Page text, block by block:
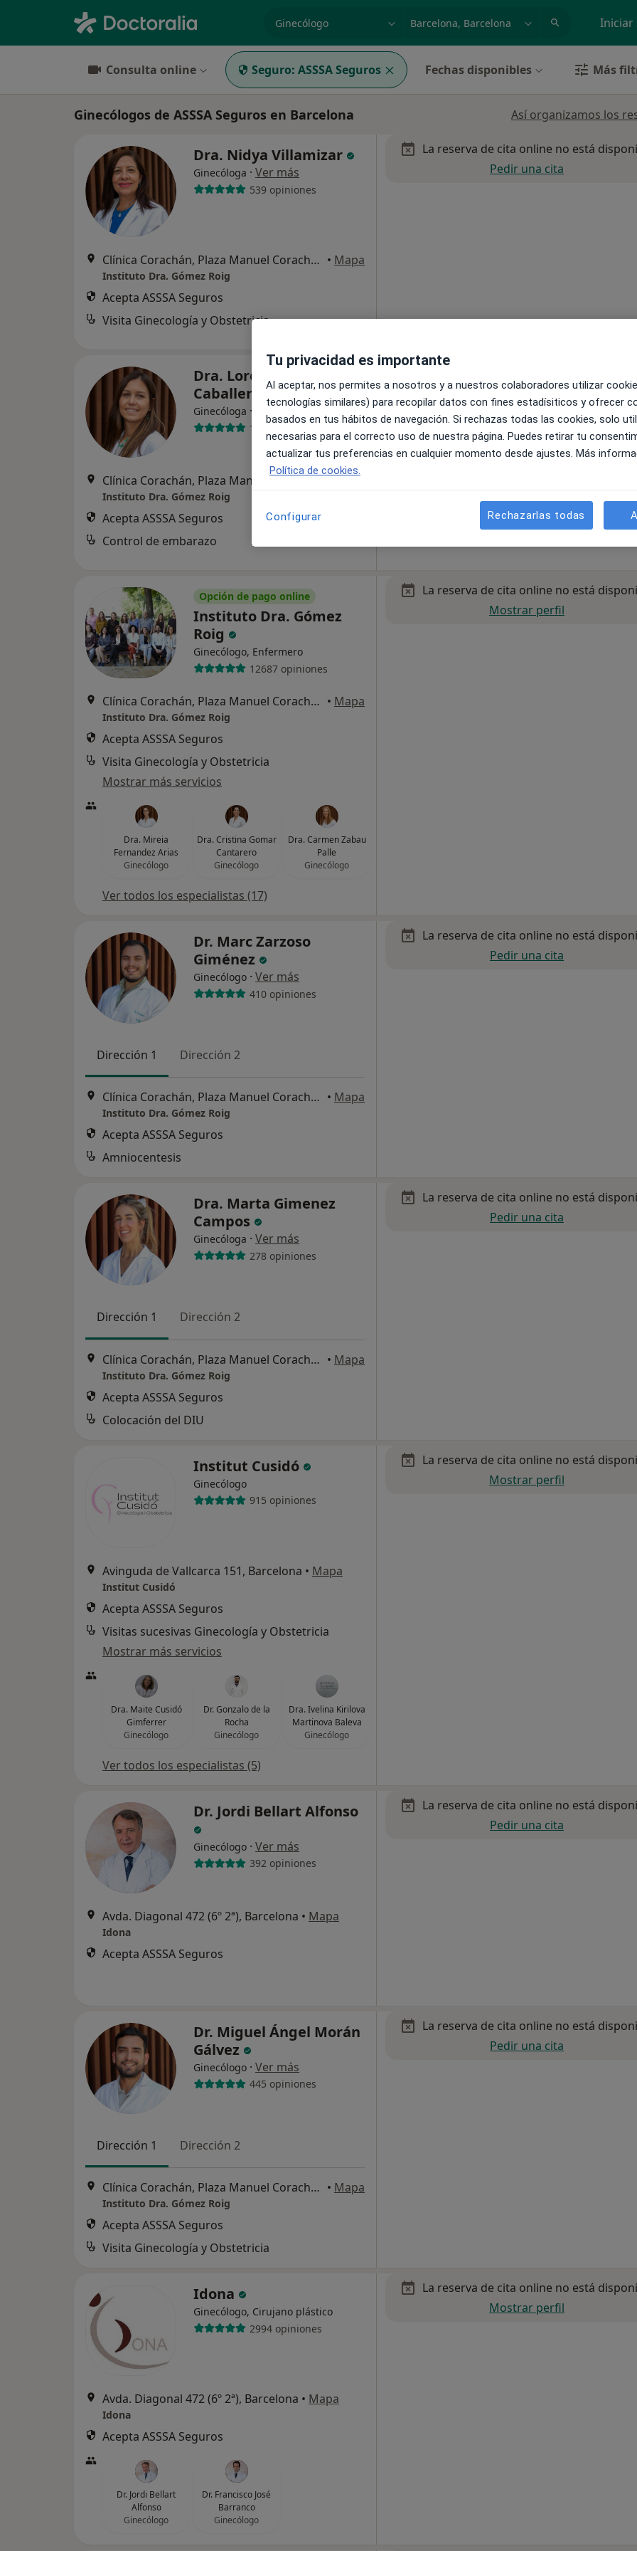
especialidad, enfermedad o nombre Iniciar
Consulta online Seguro: ASSSA Seguros Fechas disponibles Más
Ginecólogos de ASSSA Seguros en Barcelona Así organizamos los
Dra. Nidya Villamizar
Ginecóloga · Ver más
539 opiniones
Clínica Corachán, Plaza Manuel Corachán, 4 (desp.220-221)., Barcelona • Mapa
Instituto Dra. Gómez Roig
Acepta ASSSA Seguros
Visita Ginecología y Obstetricia
La reserva de cita online no está
Pedir una cita
Dra. Lorena Porras
Caballero
Ginecóloga · Ver más
136 opiniones
Clínica Corachán, Plaza Manuel Corachán, 4 (desp.220-221)., Barcelona •Mapa
Instituto Dra. Gómez Roig
Acepta ASSSA Seguros
Control de embarazo
La reserva de cita online no está
Pedir una cita
Opción de pago online
Instituto Dra. Gómez
Roig
Ginecólogo, Enfermero
12687 opiniones
Clínica Corachán, Plaza Manuel Corachán, 4 (desp.220-221)., Barcelona • Mapa
Instituto Dra. Gómez Roig
Acepta ASSSA Seguros
Visita Ginecología y Obstetricia
Mostrar más servicios
Dra. Mireia
Fernandez Arias
Ginecólogo
Dra. Cristina Gomar
Cantarero
Ginecólogo
Dra. Carmen Zabau
Palle
Ginecólogo
Ver todos los especialistas (17)
La reserva de cita online no está
Mostrar perfil
Dr. Marc Zarzoso
Giménez
Ginecólogo · Ver más
410 opiniones
Dirección 1 Dirección 2
Clínica Corachán, Plaza Manuel Corachán, 4 (desp.220-221)., Barcelona • Mapa
Instituto Dra. Gómez Roig
Acepta ASSSA Seguros
Amniocentesis
La reserva de cita online no está
Pedir una cita
Dra. Marta Gimenez
Campos
Ginecóloga · Ver más
278 opiniones
Dirección 1 Dirección 2
Clínica Corachán, Plaza Manuel Corachán, 4 (desp.220-221)., Barcelona • Mapa
Instituto Dra. Gómez Roig
Acepta ASSSA Seguros
Colocación del DIU
La reserva de cita online no está
Pedir una cita
Institut Cusidó
Ginecólogo
915 opiniones
Avinguda de Vallcarca 151, Barcelona • Mapa
Institut Cusidó
Acepta ASSSA Seguros
Visitas sucesivas Ginecología y Obstetricia
Mostrar más servicios
Dra. Maite Cusidó
Gimferrer
Ginecólogo
Dr. Gonzalo de la
Rocha
Ginecólogo
Dra. Ivelina Kirilova
Martinova Baleva
Ginecólogo
Ver todos los especialistas (5)
La reserva de cita online no está
Mostrar perfil
Dr. Jordi Bellart Alfonso
Ginecólogo · Ver más
392 opiniones
Avda. Diagonal 472 (6º 2ª), Barcelona • Mapa
Idona
Acepta ASSSA Seguros
La reserva de cita online no está
Pedir una cita
Dr. Miguel Ángel Morán
Gálvez
Ginecólogo · Ver más
445 opiniones
Dirección 1 Dirección 2
Clínica Corachán, Plaza Manuel Corachán, 4 (desp.220-221)., Barcelona • Mapa
Instituto Dra. Gómez Roig
Acepta ASSSA Seguros
Visita Ginecología y Obstetricia
La reserva de cita online no está
Pedir una cita
Idona
Ginecólogo, Cirujano plástico
2994 opiniones
Avda. Diagonal 472 (6º 2ª), Barcelona • Mapa
Idona
Acepta ASSSA Seguros
Dr. Jordi Bellart
Alfonso
Ginecólogo
Dr. Francisco José
Barranco
Ginecólogo
La reserva de cita online no está
Mostrar perfil
Tu privacidad es importante
Al aceptar, nos permites a nosotros y a nuestros colaboradores utilizar
tecnologías similares) para recopilar datos con fines estadísiticos y ofrecer
basados en tus hábitos de navegación. Si rechazas todas las cookies, solo
necesarias para el correcto uso de nuestra página. Puedes retirar tu
actualizar tus preferencias en cualquier momento desde ajustes. Más
Política de cookies.
Configurar Rechazarlas todas